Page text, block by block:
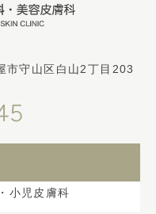
市守山区白山2丁目203
小児皮膚科